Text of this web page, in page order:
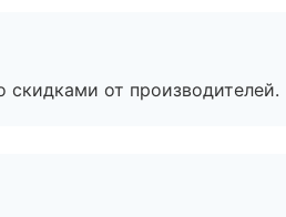
от производителей.